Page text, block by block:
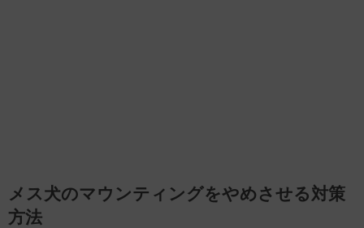
メス犬のマウンティングをやめさせる対策
方法